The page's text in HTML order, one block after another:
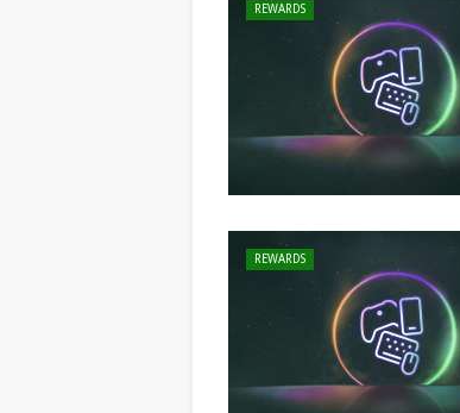
REWARDS
REWARDS